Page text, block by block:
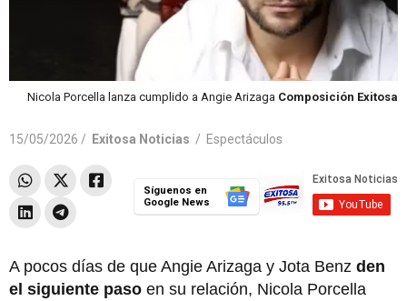
Nicola Porcella lanza cumplido a Angie Arizaga Composición Exitosa
15/05/2026 / Exitosa Noticias / Espectáculos
Síguenos en
Google News
A pocos días de que Angie Arizaga y Jota Benz den
el siguiente paso en su relación, Nicola Porcella